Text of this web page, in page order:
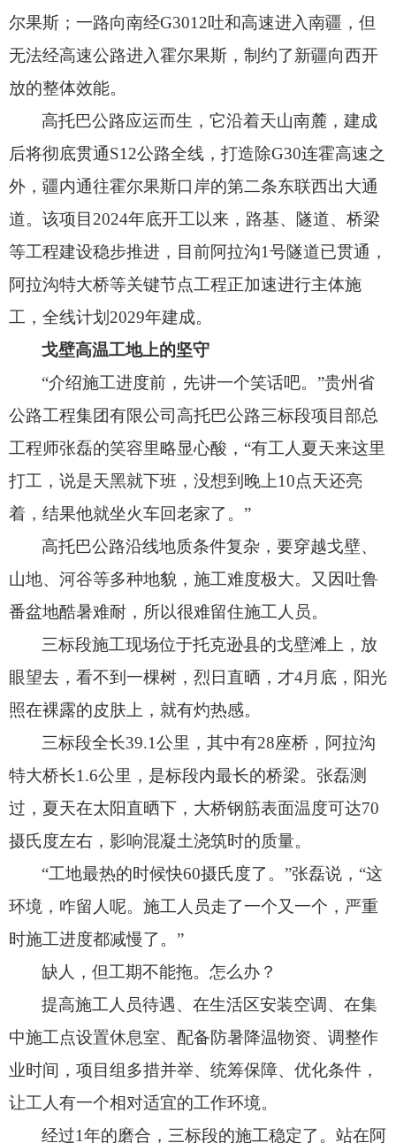
尔果斯； 一路向南经G3012吐和高速进入南疆， 但
无法经高速公路进入霍尔果斯， 制约了新疆向西开
放的整体效能。
高托巴公路应运而生，它沿着天山南麓，建成
后将彻底贯通S12公路全线， 打造除G30连霍高速之
外， 疆内通往霍尔果斯口岸的第二条东联西出大通
道。 该项目2024年底开工以来， 路基、 隧道、 桥梁
等工程建设稳步推进， 目前阿拉沟1号隧道已贯通，
阿拉沟特大桥等关键节点工程正加速进行主体施
工， 全线计划2029年建成。
戈壁高温工地上的坚守
“介绍施工进度前， 先讲一个笑话吧。”贵州省
公路工程集团有限公司高托巴公路三标段项目部总
工程师张磊的笑容里略显心酸， “有工人夏天来这里
打工， 说是天黑就下班， 没想到晚上10点天还亮
着， 结果他就坐火车回老家了。 ”
高托巴公路沿线地质条件复杂，要穿越戈壁、
山地、 河谷等多种地貌， 施工难度极大。 又因吐鲁
番盆地酷暑难耐， 所以很难留住施工人员。
三标段施工现场位于托克逊县的戈壁滩上， 放
眼望去， 看不到一棵树， 烈日直晒， 才4月底， 阳光
照在裸露的皮肤上， 就有灼热感。
三标段全长39.1公里，其中有28座桥， 阿拉沟
特大桥长1.6公里， 是标段内最长的桥梁。 张磊测
过， 夏天在太阳直晒下， 大桥钢筋表面温度可达70
摄氏度左右， 影响混凝土浇筑时的质量。
“工地最热的时候快60摄氏度了。”张磊说， “这
环境， 咋留人呢。 施工人员走了一个又一个， 严重
时施工进度都减慢了。 ”
缺人，但工期不能拖。怎么办？
提高施工人员待遇、在生活区安装空调、在集
中施工点设置休息室、 配备防暑降温物资、 调整作
业时间， 项目组多措并举、 统筹保障、 优化条件，
让工人有一个相对适宜的工作环境。
经过1年的磨合， 三标段的施工稳定了。站在阿